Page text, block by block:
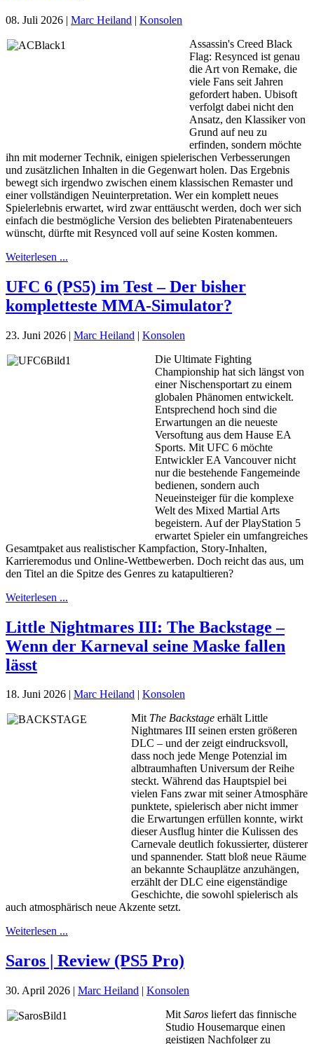
08. Juli 2026 | Marc Heiland | Konsolen
Assassin's Creed Black
Flag: Resynced ist genau
die Art von Remake, die
viele Fans seit Jahren
gefordert haben. Ubisoft
verfolgt dabei nicht den
Ansatz, den Klassiker von
Grund auf neu zu
erfinden, sondern möchte
ihn mit moderner Technik, einigen spielerischen Verbesserungen
und zusätzlichen Inhalten in die Gegenwart holen. Das Ergebnis
bewegt sich irgendwo zwischen einem klassischen Remaster und
einer vollständigen Neuinterpretation. Wer ein komplett neues
Spielerlebnis erwartet, wird zwar enttäuscht werden, doch wer sich
einfach die bestmögliche Version des beliebten Piratenabenteuers
wünscht, dürfte mit Resynced voll auf seine Kosten kommen.
Weiterlesen ...
UFC 6 (PS5) im Test – Der bisher
kompletteste MMA-Simulator?
23. Juni 2026 | Marc Heiland | Konsolen
Die Ultimate Fighting
Championship hat sich längst von
einer Nischensportart zu einem
globalen Phänomen entwickelt.
Entsprechend hoch sind die
Erwartungen an die neueste
Versoftung aus dem Hause EA
Sports. Mit UFC 6 möchte
Entwickler EA Vancouver nicht
nur die bestehende Fangemeinde
bedienen, sondern auch
Neueinsteiger für die komplexe
Welt des Mixed Martial Arts
begeistern. Auf der PlayStation 5
erwartet Spieler ein umfangreiches
Gesamtpaket aus realistischer Kampfaction, Story-Inhalten,
Karrieremodus und Online-Wettbewerben. Doch reicht das aus, um
den Titel an die Spitze des Genres zu katapultieren?
Weiterlesen ...
Little Nightmares III: The Backstage –
Wenn der Karneval seine Maske fallen
lässt
18. Juni 2026 | Marc Heiland | Konsolen
Mit The Backstage erhältLittle
Nightmares III seinen ersten größeren
DLC – und der zeigt eindrucksvoll,
dass noch jede Menge Potenzial im
albtraumhaften Universum der Reihe
steckt. Während das Hauptspiel bei
vielen Fans zwar mit seiner Atmosphäre
punktete, spielerisch aber nicht immer
die Erwartungen erfüllen konnte, wirkt
dieser Ausflug hinter die Kulissen des
Carnevale deutlich fokussierter, düsterer
und spannender. Statt bloß neue Räume
an bekannte Schauplätze anzuhängen,
erzählt der DLC eine eigenständige
Geschichte, die sowohl spielerisch als
auch atmosphärisch neue Akzente setzt.
Weiterlesen ...
Saros | Review (PS5 Pro)
30. April 2026 | Marc Heiland | Konsolen
Mit Saros liefert das finnische
Studio Housemarque einen
geistigen Nachfolger zu